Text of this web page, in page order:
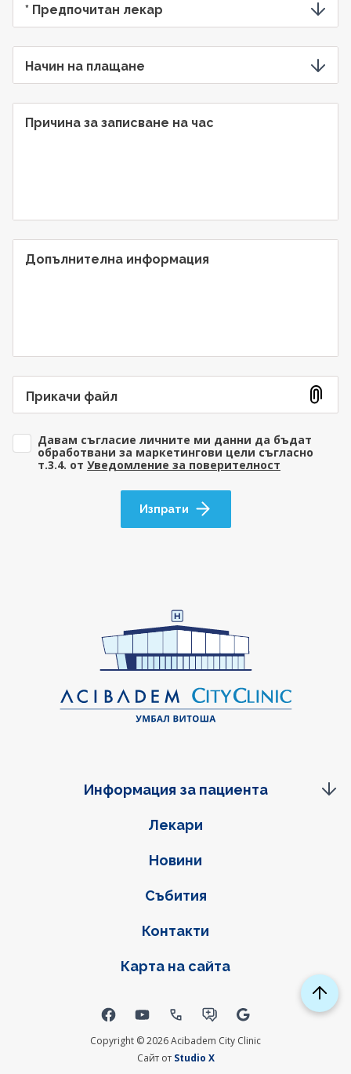
* Предпочитан лекар
Начин на плащане
Причина за записване на час
Допълнителна информация
Прикачи файл
Давам съгласие личните ми данни да бъдат
обработвани за маркетингови цели съгласно
т.3.4. от Уведомление за поверителност
Изпрати
Фуутер навигация
Лекари
Новини
Събития
Контакти
Карта на сайта
Информация за пациента
Copyright © 2026 Acibadem City Clinic
Social links
Сайт от Studio X